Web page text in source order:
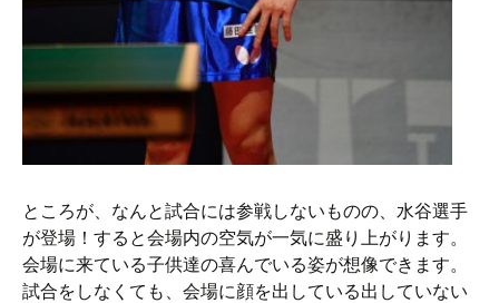
ところが、なんと試合には参戦しないものの、水谷選手
が登場！すると会場内の空気が一気に盛り上がります。
会場に来ている子供達の喜んでいる姿が想像できます。
試合をしなくても、会場に顔を出している出していない